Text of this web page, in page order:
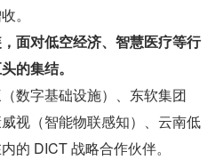
。
面对低空经济、智慧医疗等行
的集结。
数字基础设施）、东软集团
视（智能物联感知）、云南低
的 DICT 战略合作伙伴。